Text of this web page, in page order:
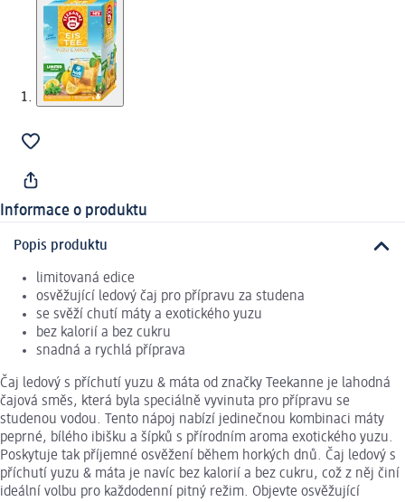
Informace o produktu
Popis produktu
limitovaná edice
osvěžující ledový čaj pro přípravu za studena
se svěží chutí máty a exotického yuzu
bez kalorií a bez cukru
snadná a rychlá příprava
Čaj ledový s příchutí yuzu & máta od značky Teekanne je lahodná
čajová směs, která byla speciálně vyvinuta pro přípravu se
studenou vodou. Tento nápoj nabízí jedinečnou kombinaci máty
peprné, bílého ibišku a šípků s přírodním aroma exotického yuzu.
Poskytuje tak příjemné osvěžení během horkých dnů. Čaj ledový s
příchutí yuzu & máta je navíc bez kalorií a bez cukru, což z něj činí
ideální volbu pro každodenní pitný režim. Objevte osvěžující